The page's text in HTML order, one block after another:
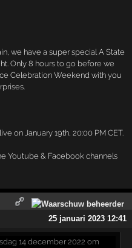
we have a super special A State
Only 8 hours to go before we
Celebration Weekend with you
on January 19th, 20:00 PM CET.
Youtube & Facebook channels
25 januari 2023 12:41
14 december 2022 om